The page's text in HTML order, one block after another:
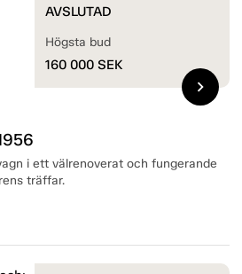
i ett välrenoverat och fungerande
träffar.
AVSLUTAD
Högsta bud
160 000 SEK
chevron_right